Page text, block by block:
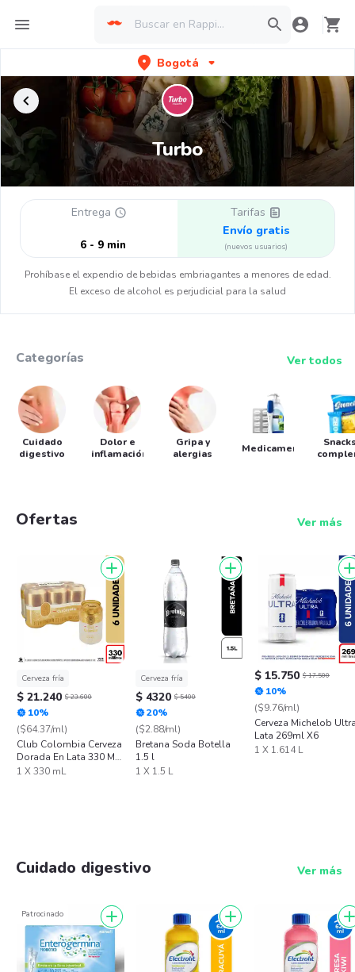
Bogotá
Turbo
Entrega
6 - 9 min
Tarifas
Envío gratis
(nuevos usuarios)
Prohíbase el expendio de bebidas embriagantes a menores de edad.
El exceso de alcohol es perjudicial para la salud
Categorías Ver todos
Cuidado
digestivo
Dolor e
inflamación
Gripa y
alergias
Medicamentos
Ofertas Ver más
Cerveza fría
$ 21.240 $ 23.600
10%
($64.37/ml)
Club Colombia Cerveza
Dorada En Lata 330 ML
X6 Unds
1 X 330 mL
Cerveza fría
$ 4320 $ 5400
20%
($2.88/ml)
Bretana Soda Botella
1.5 l
1 X 1.5 L
$ 15.750 $ 17.500
10%
($9.76/ml)
Cerveza Michelob
Lata 269ml X6
1 X 1.614 L
Cuidado digestivo Ver más
Patrocinado